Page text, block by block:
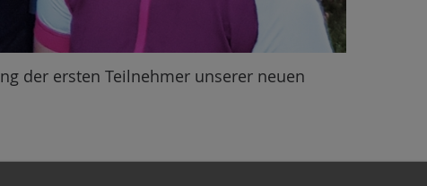
der ersten Teilnehmer unserer neuen